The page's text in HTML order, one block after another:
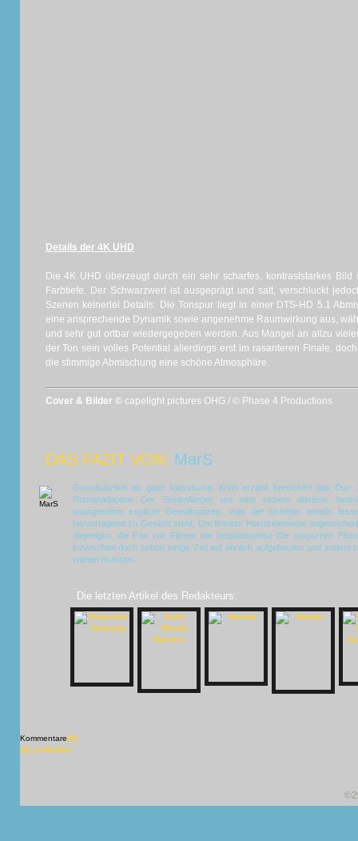
Details der 4K UHD
Die 4K UHD überzeugt durch ein sehr scharfes, kontraststarkes
Farbtiefe. Der Schwarzwert ist ausgeprägt und satt, verschluckt
Szenen keinerlei Details. Die Tonspur liegt in einer DTS-HD 5.1
eine ansprechende Dynamik sowie angenehme Raumwirkung aus,
und sehr gut ortbar wiedergegeben werden. Aus Mangel an allzu
der Ton sein volles Potential allerdings erst im rasanteren Finale,
die stimmige Abmischung eine schöne Atmosphäre.
Cover & Bilder © capelight pictures OHG / © Phase 4 Productions
DAS FAZIT VON: MarS
Grundsätzlich als ganz klassischer Krimi erzählt bereichert das Duo
Romanadaption Der Seelenfängerum eine extrem düstere,
unangenehm explizite Gewaltspitzen, was der ohnehin bereits
hervorragend zu Gesicht steht. Um finstere Horrorelemente
diejenigen, die Fan von Filmen wie beispielsweiseDie purpurnen
inzwischen doch schon einige Zeit auf ähnlich aufgebauten und zudem
warten mussten.
Die letzten Artikel des Redakteurs:
Kommentare[X]
[X] schließen